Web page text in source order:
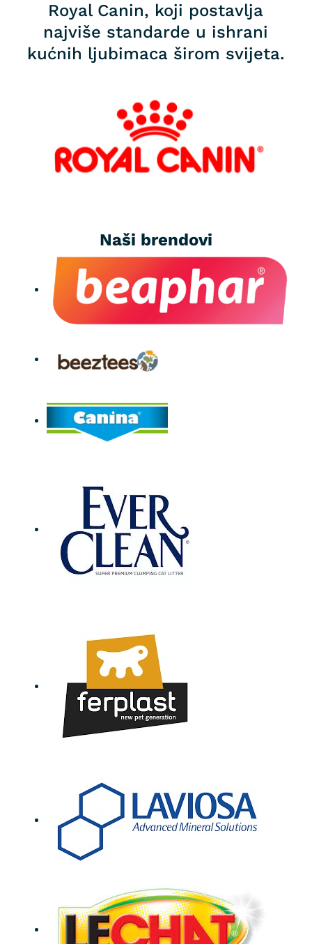
Royal Canin, koji postavlja
najviše standarde u ishrani
kućnih ljubimaca širom svijeta.
Naši brendovi